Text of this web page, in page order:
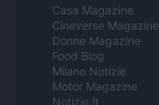
Casa Magazine
Cineverse Magazine
Donne Magazine
Food Blog
Milano Notizie
Motor Magazine
Notizie.it